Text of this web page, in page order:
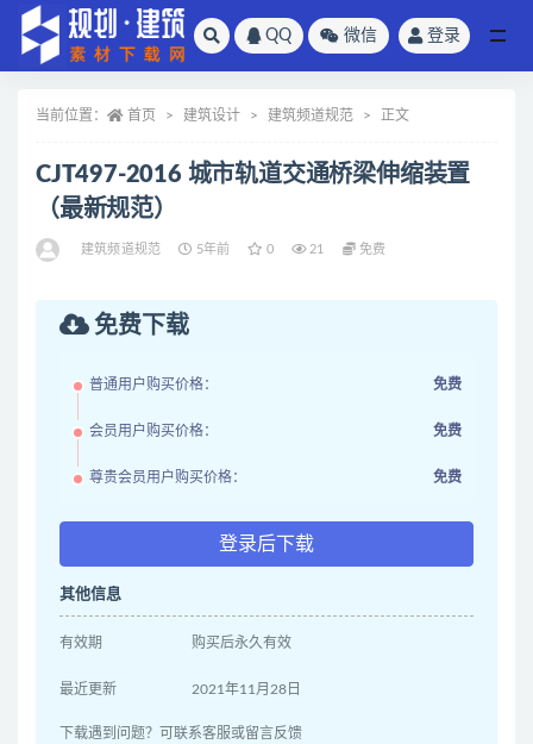
QQ 微信 登录
当前位置： 首页 建筑设计 建筑频道规范 正文
CJT497-2016 城市轨道交通桥梁伸缩装置
（最新规范）
建筑频道规范 5年前 0 21 免费
免费下载
普通用户购买价格： 免费
会员用户购买价格： 免费
尊贵会员用户购买价格： 免费
登录后下载
其他信息
有效期 购买后永久有效
最近更新 2021年11月28日
下载遇到问题？可联系客服或留言反馈
全部